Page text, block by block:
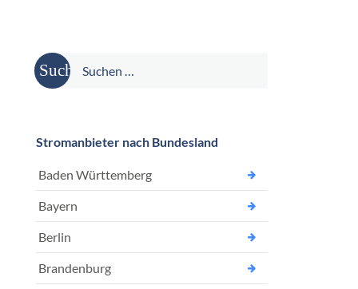
Suche
nach:
Stromanbieter nach Bundesland
Baden Württemberg
Bayern
Berlin
Brandenburg